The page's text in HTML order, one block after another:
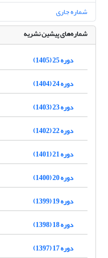
شماره جاری
شماره‌های پیشین نشریه
دوره 25 (1405)
دوره 24 (1404)
دوره 23 (1403)
دوره 22 (1402)
دوره 21 (1401)
دوره 20 (1400)
دوره 19 (1399)
دوره 18 (1398)
دوره 17 (1397)